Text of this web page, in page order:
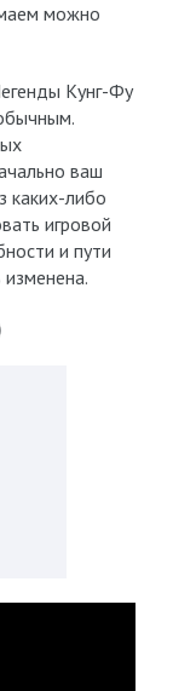
можно
Кунг-Фу
ваш
каких-либо
игровой
и пути